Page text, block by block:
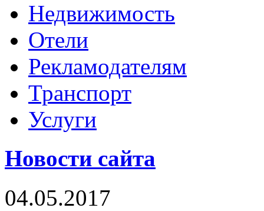
Недвижимость
Отели
Рекламодателям
Транспорт
Услуги
Новости сайта
04.05.2017